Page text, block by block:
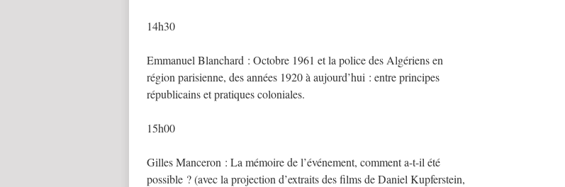
14h30
Emmanuel Blanchard : Octobre 1961 et la police des Algériens en
région parisienne, des années 1920 à aujourd’hui : entre principes
républicains et pratiques coloniales.
15h00
Gilles Manceron : La mémoire de l’événement, comment a-t-il été
possible ? (avec la projection d’extraits des films de Daniel Kupferstein,